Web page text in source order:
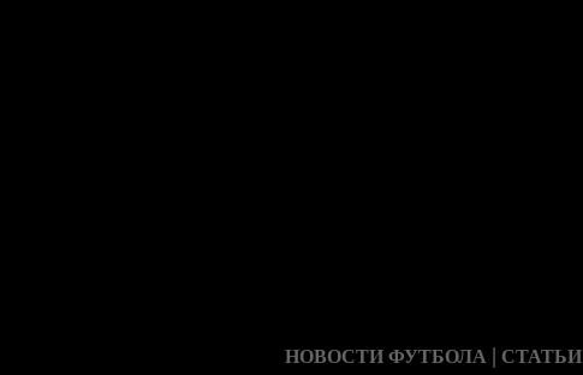
НОВОСТИ ФУТБОЛА | СТАТЬИ